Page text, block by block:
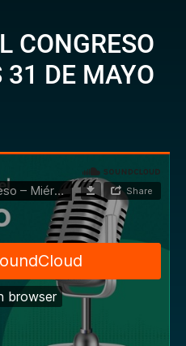
CONGRESO
31 DE MAYO